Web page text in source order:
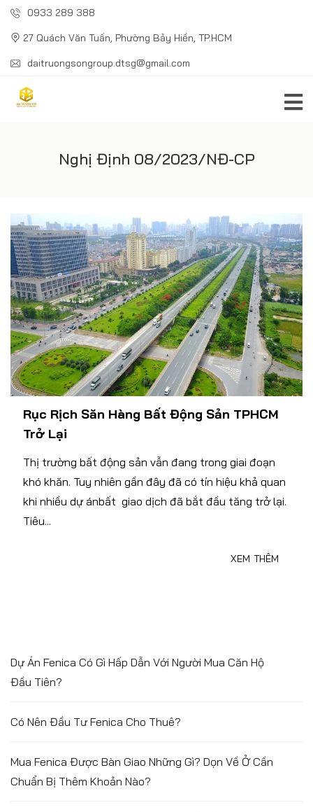
0933 289 388
27 Quách Văn Tuấn, Phường Bảy Hiền, TP.HCM
daitruongsongroup.dtsg@gmail.com
Nghị Định 08/2023/NĐ-CP
Rục Rịch Săn Hàng Bất Động Sản TPHCM
Trở Lại
Thị trường bất động sản vẫn đang trong giai đoạn
khó khăn. Tuy nhiên gần đây đã có tín hiệu khả quan
khi nhiều dự ánbất giao dịch đã bắt đầu tăng trở lại.
Tiêu...
XEM THÊM
Dự Án Fenica Có Gì Hấp Dẫn Với Người Mua Căn Hộ
Đầu Tiên?
Có Nên Đầu Tư Fenica Cho Thuê?
Mua Fenica Được Bàn Giao Những Gì? Dọn Về Ở Cần
Chuẩn Bị Thêm Khoản Nào?